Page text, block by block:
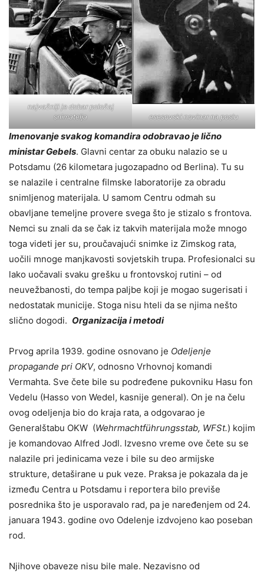
najvažniji je dobar položaj
snimatelja
esesovski novinar na poslu
Imenovanje svakog komandira odobravao je lično
ministar Gebels. Glavni centar za obuku nalazio se u
Potsdamu (26 kilometara jugozapadno od Berlina). Tu su
se nalazile i centralne filmske laboratorije za obradu
snimljenog materijala. U samom Centru odmah su
obavljane temeljne provere svega što je stizalo s frontova.
Nemci su znali da se čak iz takvih materijala može mnogo
toga videti jer su, proučavajući snimke iz Zimskog rata,
uočili mnoge manjkavosti sovjetskih trupa. Profesionalci su
lako uočavali svaku grešku u frontovskoj rutini – od
neuvežbanosti, do tempa paljbe koji je mogao sugerisati i
nedostatak municije. Stoga nisu hteli da se njima nešto
slično dogodi. Organizacija i metodi
Prvog aprila 1939. godine osnovano je Odeljenje
propagande pri OKV, odnosno Vrhovnoj komandi
Vermahta. Sve čete bile su podređene pukovniku Hasu fon
Vedelu (Hasso von Wedel, kasnije general). On je na čelu
ovog odeljenja bio do kraja rata, a odgovarao je
Generalštabu OKW (Wehrmachtführungsstab, WFSt.) kojim
je komandovao Alfred Jodl. Izvesno vreme ove čete su se
nalazile pri jedinicama veze i bile su deo armijske
strukture, detaširane u puk veze. Praksa je pokazala da je
između Centra u Potsdamu i reportera bilo previše
posrednika što je usporavalo rad, pa je naređenjem od 24.
januara 1943. godine ovo Odelenje izdvojeno kao poseban
rod.
Njihove obaveze nisu bile male. Nezavisno od